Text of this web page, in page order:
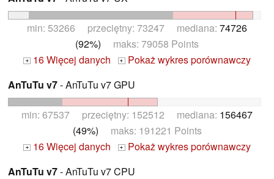
min: 53266 przeciętny: 73247 mediana: 74726
(92%) maks: 79058 Points
+ 16 Więcej danych + Pokaż wykres porównawczy
AnTuTu v7- AnTuTu v7 GPU
min: 67537 przeciętny: 152512 mediana: 156467
(49%) maks: 191221 Points
+ 16 Więcej danych + Pokaż wykres porównawczy
AnTuTu v7- AnTuTu v7 CPU